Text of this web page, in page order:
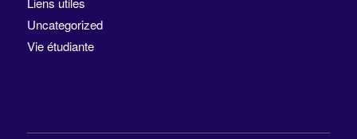
Uncategorized
Vie étudiante